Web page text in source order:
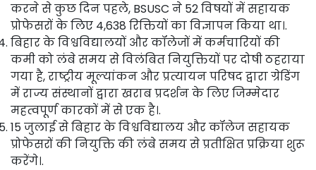
करने से कुछ दिन पहले, BSUSC ने 52 विषयों में सहायक
प्रोफेसरों के लिए 4,638 रिक्तियों का विज्ञापन किया था।.
बिहार के विश्वविद्यालयों और कॉलेजों में कर्मचारियों की
कमी को लंबे समय से विलंबित नियुक्तियों पर दोषी ठहराया
गया है, राष्ट्रीय मूल्यांकन और प्रत्यायन परिषद द्वारा ग्रेडिंग
में राज्य संस्थानों द्वारा खराब प्रदर्शन के लिए जिम्मेदार
महत्वपूर्ण कारकों में से एक है।.
15 जुलाई से बिहार के विश्वविद्यालय और कॉलेज सहायक
प्रोफेसरों की नियुक्ति की लंबे समय से प्रतीक्षित प्रक्रिया शुरू
करेंगे।.